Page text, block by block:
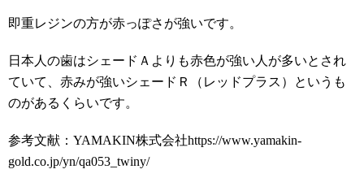
即重レジンの方が赤っぽさが強いです。
日本人の歯はシェードＡよりも赤色が強い人が多いとされ
ていて、赤みが強いシェードＲ（レッドプラス）というも
のがあるくらいです。
参考文献：YAMAKIN株式会社https://www.yamakin-
gold.co.jp/yn/qa053_twiny/